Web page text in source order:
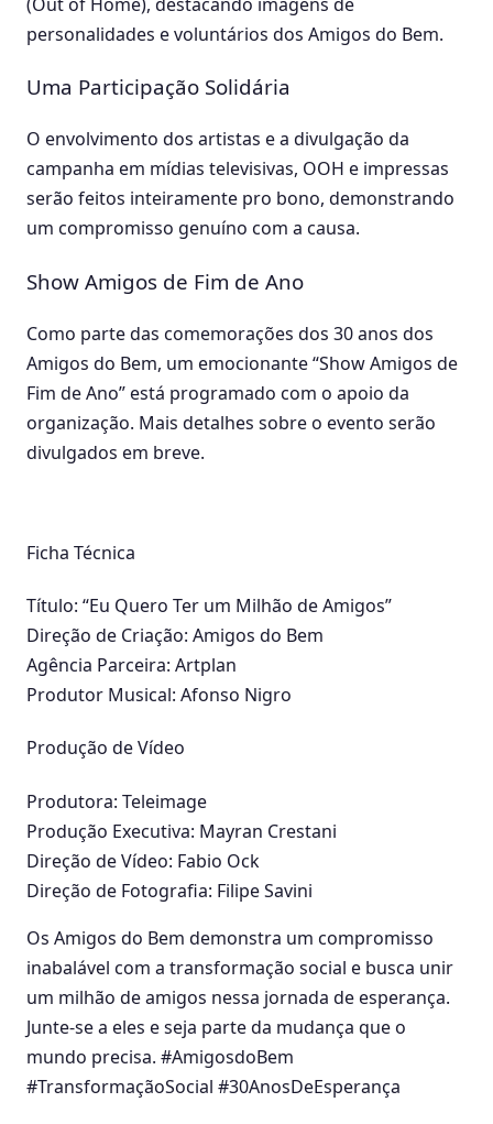
personalidades e voluntários dos Amigos do Bem.
Uma Participação Solidária
O envolvimento dos artistas e a divulgação da
campanha em mídias televisivas, OOH e impressas
serão feitos inteiramente pro bono, demonstrando
um compromisso genuíno com a causa.
Show Amigos de Fim de Ano
Como parte das comemorações dos 30 anos dos
Amigos do Bem, um emocionante “Show Amigos de
Fim de Ano” está programado com o apoio da
organização. Mais detalhes sobre o evento serão
divulgados em breve.
Ficha Técnica
Título: “Eu Quero Ter um Milhão de Amigos”
Direção de Criação: Amigos do Bem
Agência Parceira: Artplan
Produtor Musical: Afonso Nigro
Produção de Vídeo
Produtora: Teleimage
Produção Executiva: Mayran Crestani
Direção de Vídeo: Fabio Ock
Direção de Fotografia: Filipe Savini
Os Amigos do Bem demonstra um compromisso
inabalável com a transformação social e busca unir
um milhão de amigos nessa jornada de esperança.
Junte-se a eles e seja parte da mudança que o
mundo precisa. #AmigosdoBem
#TransformaçãoSocial #30AnosDeEsperança